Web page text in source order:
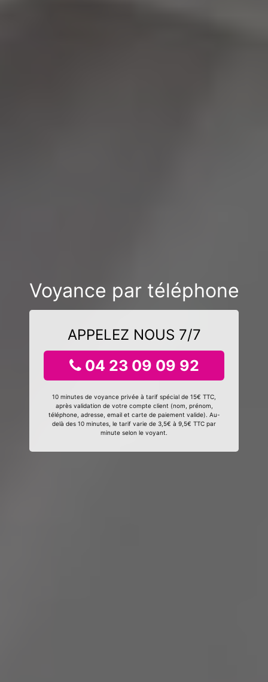
Voyance par téléphone
APPELEZ NOUS 7/7
04 23 09 09 92
10 minutes de voyance privée à tarif spécial de 15€ TTC,
après validation de votre compte client (nom, prénom,
téléphone, adresse, email et carte de paiement valide). Au-
delà des 10 minutes, le tarif varie de 3,5€ à 9,5€ TTC par
minute selon le voyant.